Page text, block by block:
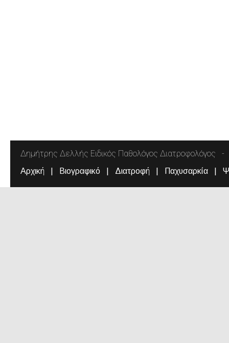
Δημήτρης Δελλής Ειδικός Παθολόγος Διατροφολόγος
Αρχική Βιογραφικό Διατροφή Παχυσαρκία